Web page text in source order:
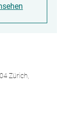
Zürich,